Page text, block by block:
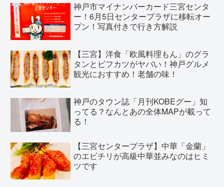
神戸市マイナンバーカード三宮センタ
ー！6月5日センタープラザに移転オー
プン！写真付きで行き方解説
【三宮】洋食「欧風料理もん」のグラ
タンとビフカツがヤバい！神戸グルメ
観光におすすめ！老舗の味！
神戸のタウン誌「月刊KOBEグー」知
ってる？なんとあの全体MAPが載って
る！
【三宮センタープラザ】中華「金蘭」
のエビチリが高級中華並みなのはヒミ
ツです